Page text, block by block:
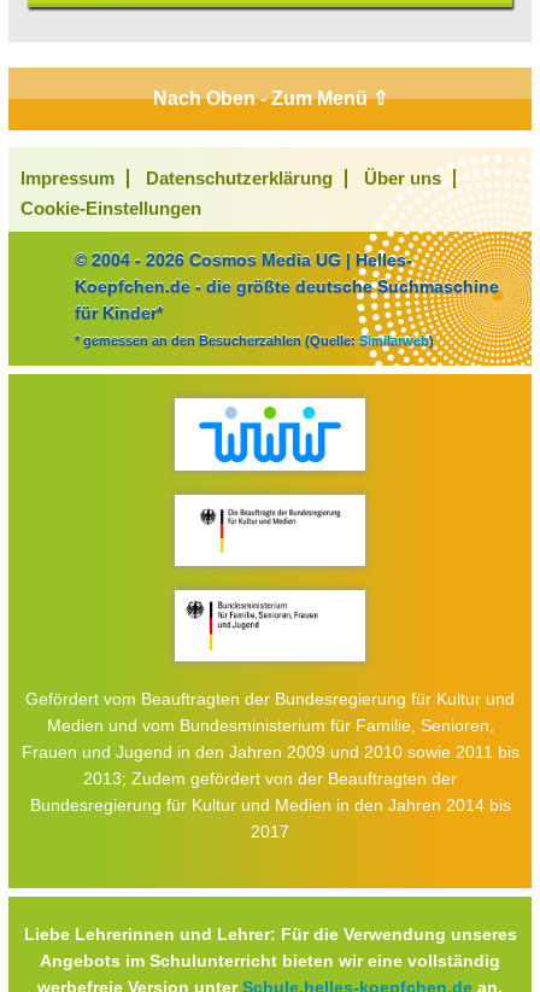
Nach Oben - Zum Menü ⇧
Impressum Datenschutzerklärung
Über uns
Cookie-Einstellungen
© 2004 - 2026 Cosmos Media UG | Helles-
Koepfchen.de - die größte deutsche Suchmaschine
für Kinder*
* gemessen an den Besucherzahlen (Quelle: Similarweb)
Gefördert vom Beauftragten der Bundesregierung für Kultur und
Medien und vom Bundesministerium für Familie, Senioren,
Frauen und Jugend in den Jahren 2009 und 2010 sowie 2011 bis
2013; Zudem gefördert von der Beauftragten der
Bundesregierung für Kultur und Medien in den Jahren 2014 bis
2017
Liebe Lehrerinnen und Lehrer: Für die Verwendung unseres
Angebots im Schulunterricht bieten wir eine vollständig
werbefreie Version unterSchule.helles-koepfchen.de an.